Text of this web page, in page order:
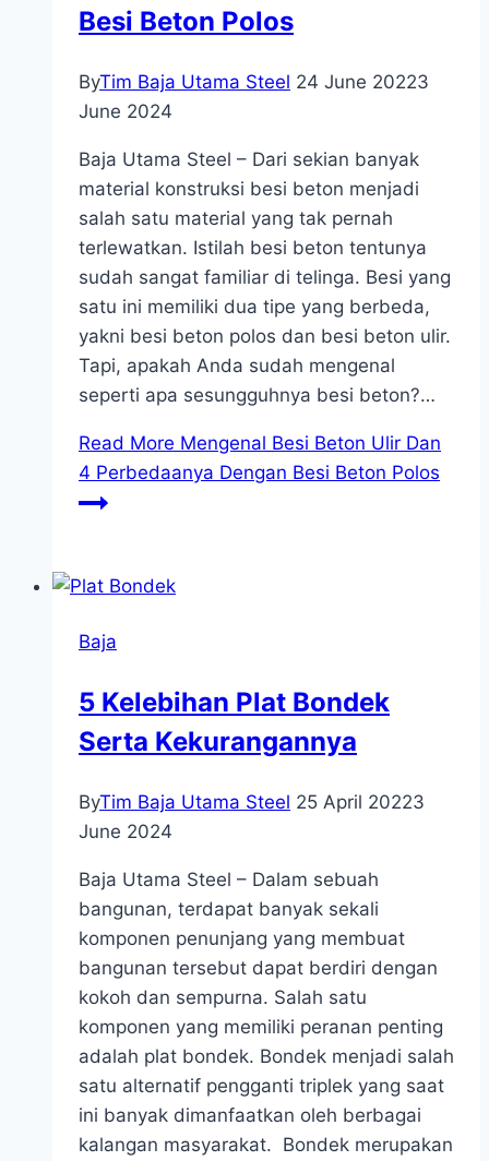
Besi Beton Polos
ByTim Baja Utama Steel 24 June 20223
June 2024
Baja Utama Steel – Dari sekian banyak
material konstruksi besi beton menjadi
salah satu material yang tak pernah
terlewatkan. Istilah besi beton tentunya
sudah sangat familiar di telinga. Besi yang
satu ini memiliki dua tipe yang berbeda,
yakni besi beton polos dan besi beton ulir.
Tapi, apakah Anda sudah mengenal
seperti apa sesungguhnya besi beton?…
Read More Mengenal Besi Beton Ulir Dan
4 Perbedaanya Dengan Besi Beton Polos
Baja
5 Kelebihan Plat Bondek
Serta Kekurangannya
ByTim Baja Utama Steel 25 April 20223
June 2024
Baja Utama Steel – Dalam sebuah
bangunan, terdapat banyak sekali
komponen penunjang yang membuat
bangunan tersebut dapat berdiri dengan
kokoh dan sempurna. Salah satu
komponen yang memiliki peranan penting
adalah plat bondek. Bondek menjadi salah
satu alternatif pengganti triplek yang saat
ini banyak dimanfaatkan oleh berbagai
kalangan masyarakat. Bondek merupakan